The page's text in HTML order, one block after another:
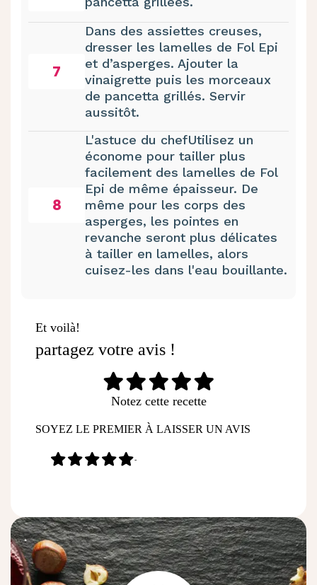
7
Dans des assiettes creuses,
dresser les lamelles de Fol Epi
et d’asperges. Ajouter la
vinaigrette puis les morceaux
de pancetta grillés. Servir
aussitôt.
8
L'astuce du chefUtilisez un
économe pour tailler plus
facilement des lamelles de Fol
Epi de même épaisseur. De
même pour les corps des
asperges, les pointes en
revanche seront plus délicates
à tailler en lamelles, alors
cuisez-les dans l'eau bouillante.
Et voilà!
partagez votre avis !
Notez cette recette
SOYEZ LE PREMIER À LAISSER UN AVIS
-